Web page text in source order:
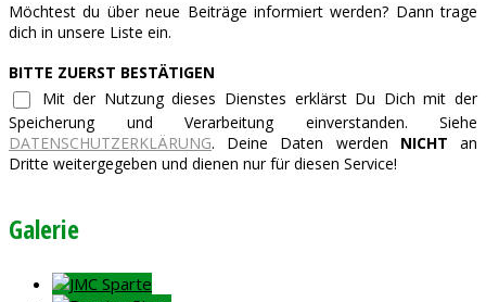
Möchtest du über neue Beiträge informiert werden? Dann trage
dich in unsere Liste ein.
BITTE ZUERST BESTÄTIGEN
Mit der Nutzung dieses Dienstes erklärst Du Dich mit der
Speicherung und Verarbeitung einverstanden. Siehe
DATENSCHUTZERKLÄRUNG. Deine Daten werden NICHT an
Dritte weitergegeben und dienen nur für diesen Service!
Galerie